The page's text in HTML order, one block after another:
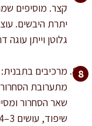
קצר. מוסיפים
יתרת היבשים.
גלוטן וייתן עוגה
מרכיבים
מתערובת
שאר הסחרור